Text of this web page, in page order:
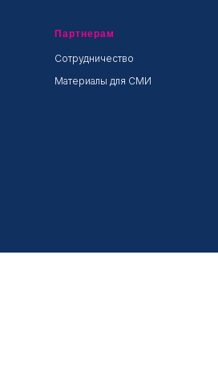
Партнерам
Сотрудничество
Материалы для СМИ